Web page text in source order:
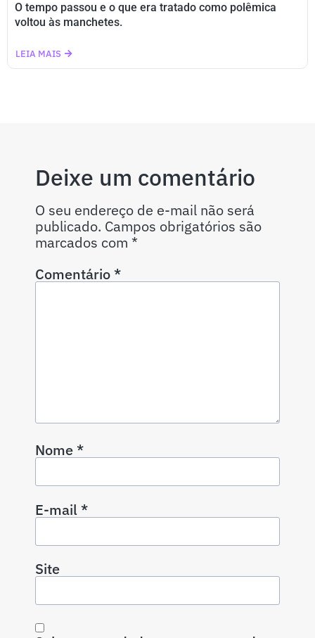
O tempo passou e o que era tratado como polêmica
voltou às manchetes.
LEIA MAIS
Deixe um comentário
O seu endereço de e-mail não será
publicado. Campos obrigatórios são
marcados com *
Comentário*
Nome*
E-mail*
Site